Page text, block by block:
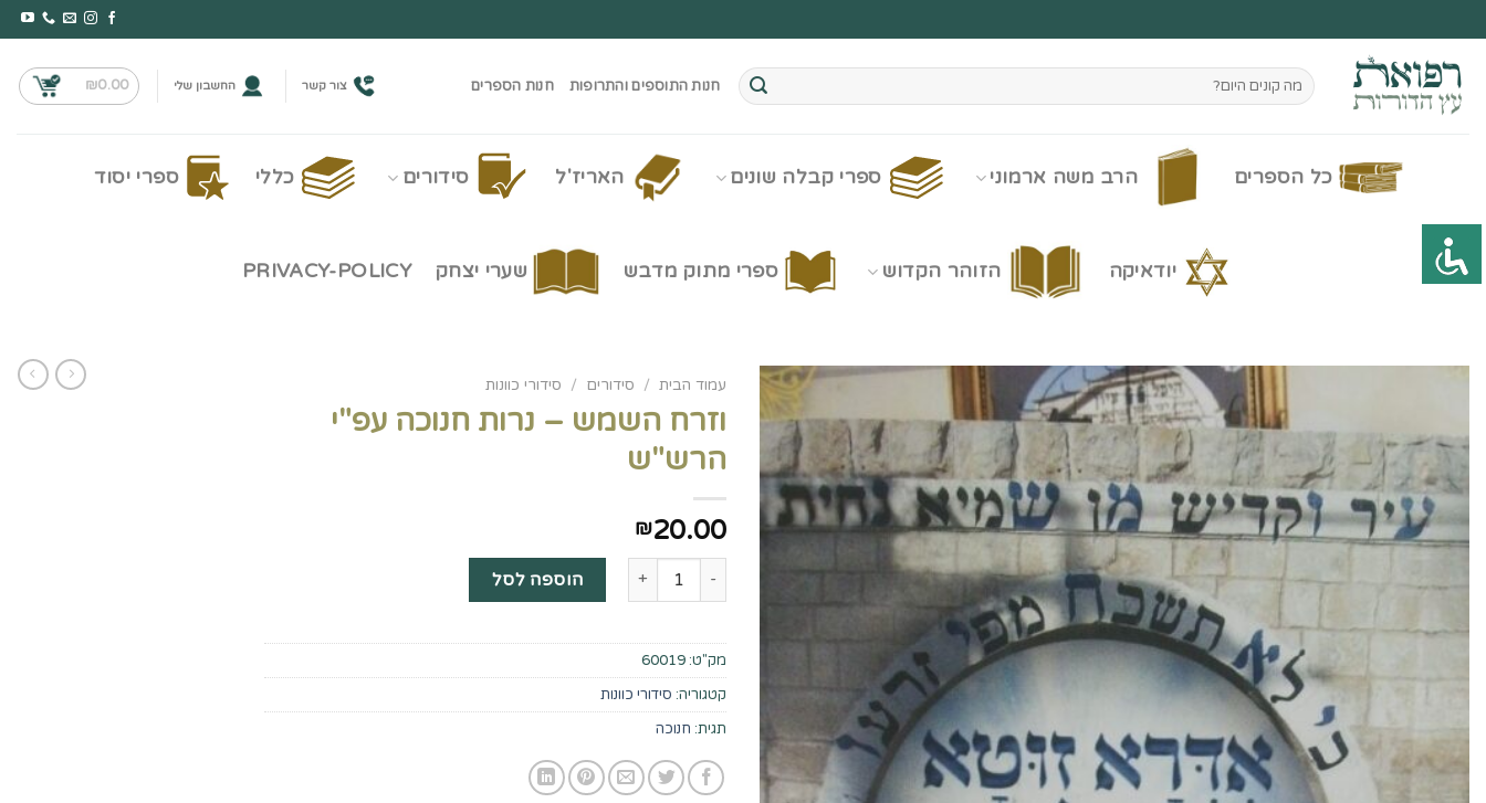
to
content
חיפוש
עבור:
חנות התוספים והתרופות חנות הספרים צור קשר החשבון שלי ₪0.00
כל הספרים הרב משה ארמוני ספרי קבלה שונים האריז'ל סידורים כללי ספרי יסוד
יודאיקה הזוהר הקדוש ספרי מתוק מדבש שערי יצחק PRIVACY-POLICY
עמוד הבית / סידורים / סידורי כוונות
וזרח השמש – נרות חנוכה עפ"י
הרש"ש
₪20.00
כמות של וזרח השמש - נרות חנוכה עפ"י הרש"ש
הוספה לסל
מק"ט: 60019
קטגוריה: סידורי כוונות
תגית: חנוכה